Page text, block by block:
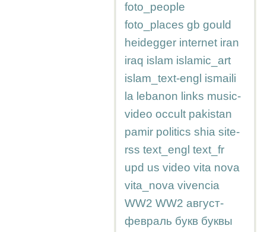
foto_people
foto_places gb gould
heidegger internet iran
iraq islam islamic_art
islam_text-engl ismaili
la lebanon links music-
video occult pakistan
pamir politics shia site-
rss text_engl text_fr
upd us video vita nova
vita_nova vivencia
WW2 WW2 август-
февраль букв буквы